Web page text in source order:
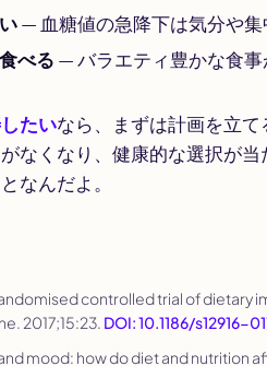
— 血糖値の急降下は気分や集
べる — バラエティ豊かな食事
たいなら、まずは計画を立
なくなり、健康的な選択が
なんだよ。
controlled trial of dietary
. 2017;15:23. DOI: 10.1186/s12916-
and mood: how do diet and nutrition